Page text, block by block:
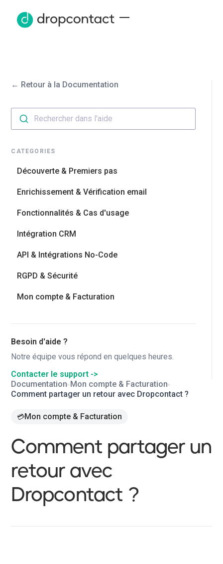
← Retour à la Documentation
Rechercher dans l'aide
CATEGORIES
Découverte & Premiers pas
Enrichissement & Vérification email
Fonctionnalités & Cas d'usage
Intégration CRM
API & Intégrations No-Code
RGPD & Sécurité
Mon compte & Facturation
Besoin d'aide ?
Notre équipe vous répond en quelques heures.
Contacter le support ->
Documentation▸ Mon compte & Facturation▸
Comment partager un retour avec Dropcontact ?
💳Mon compte & Facturation
Comment partager un
retour avec
Dropcontact ?